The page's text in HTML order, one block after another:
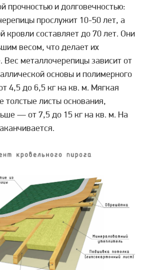
прочностью и долговечностью:
прослужит 10-50 лет, а
кровли составляет до 70 лет. Они
весом, что делает их
Вес металлочерепицы зависит от
основы и полимерного
4,5 до 6,5 кг на кв. м. Мягкая
толстые листы основания,
— от 7,5 до 15 кг на кв. м. На